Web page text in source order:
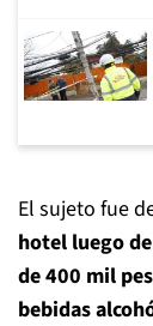
El sujeto fue
hotel luego
de 400 mil
bebidas